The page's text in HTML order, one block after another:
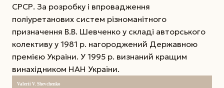
СРСР. За розробку і впровадження
поліуретанових систем різноманітного
призначення В.В. Шевченко у складі авторського
колективу у 1981 р. нагороджений Державною
премією України. У 1995 р. визнаний кращим
винахідником НАН України.
Valerii V. Shevchenko